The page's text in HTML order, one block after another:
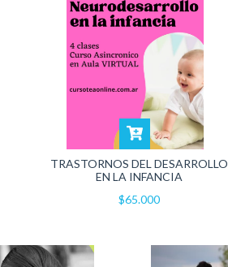
TRASTORNOS DEL DESARROLLO
EN LA INFANCIA
$65.000